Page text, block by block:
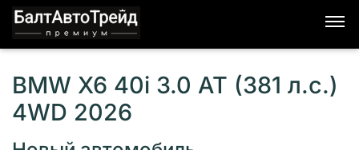
BMW X6 40i 3.0 AT (381 л.с.)
4WD 2026